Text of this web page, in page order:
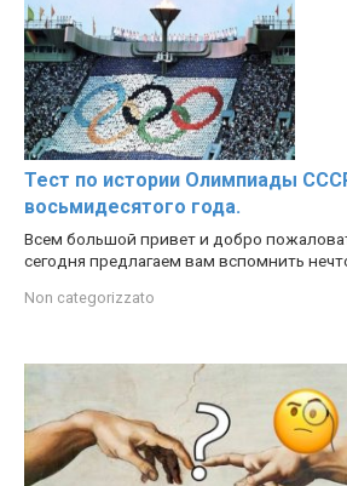
Тест по истории Олимпиады
восьмидесятого года.
Всем большой привет и добро
сегодня предлагаем вам вспомнить
Non categorizzato